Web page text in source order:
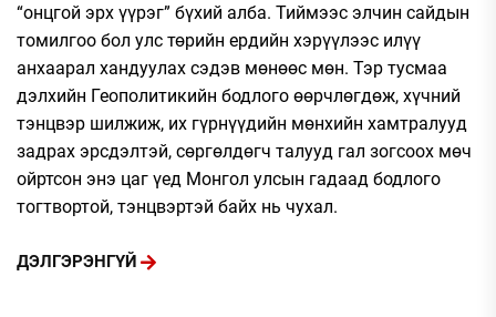
“онцгой эрх үүрэг” бүхий алба. Тиймээс элчин сайдын
томилгоо бол улс төрийн ердийн хэрүүлээс илүү
анхаарал хандуулах сэдэв мөнөөс мөн. Тэр тусмаа
дэлхийн Геополитикийн бодлого өөрчлөгдөж, хүчний
тэнцвэр шилжиж, их гүрнүүдийн мөнхийн хамтралууд
задрах эрсдэлтэй, сөргөлдөгч талууд гал зогсоох мөч
ойртсон энэ цаг үед Монгол улсын гадаад бодлого
тогтвортой, тэнцвэртэй байх нь чухал.
ДЭЛГЭРЭНГҮЙ